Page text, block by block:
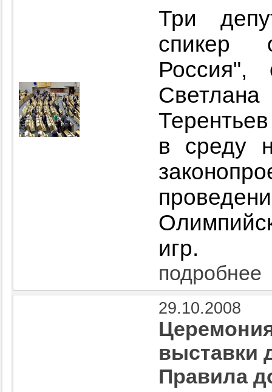
Три
спикер
Россия",
в среду
игр.
подробнее
29.10.2008
выставки
Правила